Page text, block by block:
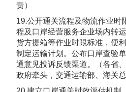
责）
19.公开通关流程及物流作业时
程及口岸经营服务企业场内转
货方提箱等作业时限标准，便
制定运输计划。公布口岸查验
通意见投诉反馈渠道。（各省
政府牵头，交通运输部、海关